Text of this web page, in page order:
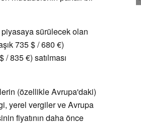
sürülecek olan
735 $ / 680 €)
835 €) satılması
(özellikle Avrupa'daki)
yerel vergiler ve Avrupa
fiyatının daha önce